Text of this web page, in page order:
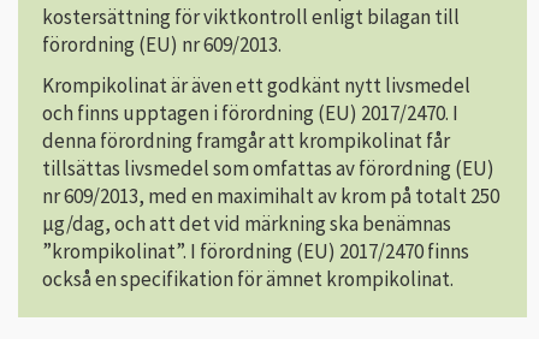
kostersättning för viktkontroll enligt bilagan till
förordning (EU) nr 609/2013.
Krompikolinat är även ett godkänt nytt livsmedel
och finns upptagen i förordning (EU) 2017/2470. I
denna förordning framgår att krompikolinat får
tillsättas livsmedel som omfattas av förordning (EU)
nr 609/2013, med en maximihalt av krom på totalt 250
µg/dag, och att det vid märkning ska benämnas
”krompikolinat”. I förordning (EU) 2017/2470 finns
också en specifikation för ämnet krompikolinat.